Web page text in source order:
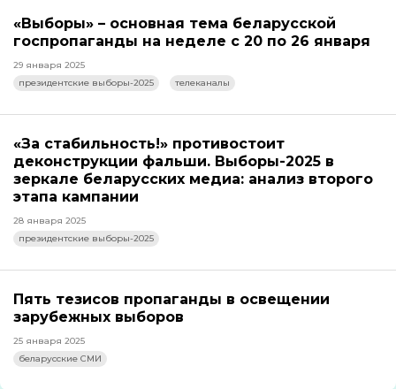
«Выборы» – основная тема беларусской
госпропаганды на неделе с 20 по 26 января
29 января 2025
президентские выборы-2025
телеканалы
«За стабильность!» противостоит
деконструкции фальши. Выборы-2025 в
зеркале беларусских медиа: анализ второго
этапа кампании
28 января 2025
президентские выборы-2025
Пять тезисов пропаганды в освещении
зарубежных выборов
25 января 2025
беларусские СМИ